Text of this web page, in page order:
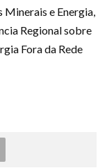
Minerais e Energia,
Regional sobre
Fora da Rede